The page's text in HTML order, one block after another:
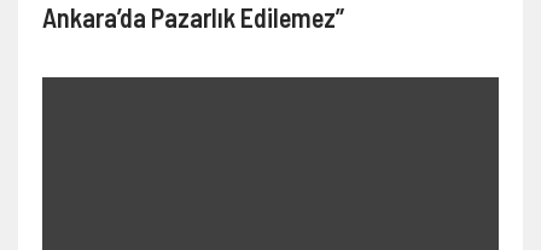
Ankara’da Pazarlık Edilemez”